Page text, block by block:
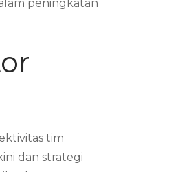
peningkatan
tim
dan strategi